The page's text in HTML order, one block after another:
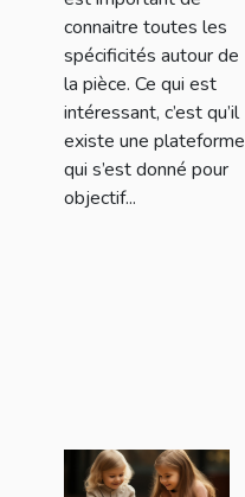
connaitre toutes les
spécificités autour de
la pièce. Ce qui est
intéressant, c’est qu’il
existe une plateforme
qui s’est donné pour
objectif...